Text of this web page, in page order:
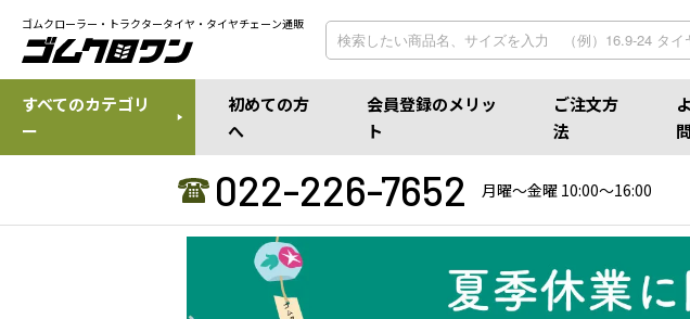
ゴムクローラー・トラクタータイヤ・タイヤチェーン通販
すべてのカテゴリ
ー
初めての方
へ
会員登録のメリッ
ト
ご注文方
法
問
022-226-7652 月曜〜金曜 10:00〜16:00